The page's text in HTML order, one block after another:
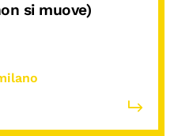
si muove)